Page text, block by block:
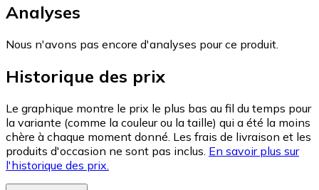
Analyses
Nous n'avons pas encore d'analyses pour ce produit.
Historique des prix
Le graphique montre le prix le plus bas au fil du temps pour
la variante (comme la couleur ou la taille) qui a été la moins
chère à chaque moment donné. Les frais de livraison et les
produits d'occasion ne sont pas inclus. En savoir plus sur
l'historique des prix.